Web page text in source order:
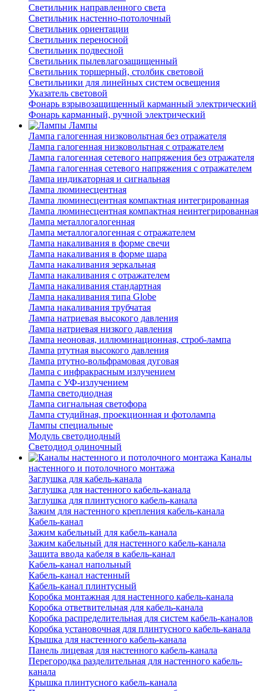
Светильник направленного света
Светильник настенно-потолочный
Светильник ориентации
Светильник переносной
Светильник подвесной
Светильник пылевлагозащищенный
Светильник торшерный, столбик световой
Светильники для линейных систем освещения
Указатель световой
Фонарь взрывозащищенный карманный электрический
Фонарь карманный, ручной электрический
Лампы
Лампа галогенная низковольтная без отражателя
Лампа галогенная низковольтная с отражателем
Лампа галогенная сетевого напряжения без отражателя
Лампа галогенная сетевого напряжения с отражателем
Лампа индикаторная и сигнальная
Лампа люминесцентная
Лампа люминесцентная компактная интегрированная
Лампа люминесцентная компактная неинтегрированная
Лампа металлогалогенная
Лампа металлогалогенная с отражателем
Лампа накаливания в форме свечи
Лампа накаливания в форме шара
Лампа накаливания зеркальная
Лампа накаливания с отражателем
Лампа накаливания стандартная
Лампа накаливания типа Globe
Лампа накаливания трубчатая
Лампа натриевая высокого давления
Лампа натриевая низкого давления
Лампа неоновая, иллюминационная, строб-лампа
Лампа ртутная высокого давления
Лампа ртутно-вольфрамовая дуговая
Лампа с инфракрасным излучением
Лампа с УФ-излучением
Лампа светодиодная
Лампа сигнальная светофора
Лампа студийная, проекционная и фотолампа
Лампы специальные
Модуль светодиодный
Светодиод одиночный
Каналы
настенного и потолочного монтажа
Заглушка для кабель-канала
Заглушка для настенного кабель-канала
Заглушка для плинтусного кабель-канала
Зажим для настенного крепления кабель-канала
Кабель-канал
Зажим кабельный для кабель-канала
Зажим кабельный для настенного кабель-канала
Защита ввода кабеля в кабель-канал
Кабель-канал напольный
Кабель-канал настенный
Кабель-канал плинтусный
Коробка монтажная для настенного кабель-канала
Коробка ответвительная для кабель-канала
Коробка распределительная для систем кабель-каналов
Коробка установочная для плинтусного кабель-канала
Крышка для настенного кабель-канала
Панель лицевая для настенного кабель-канала
Перегородка разделительная для настенного кабель-
канала
Крышка плинтусного кабель-канала